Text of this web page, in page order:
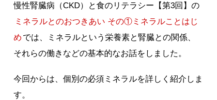
慢性腎臓病（CKD）と食のリテラシー【第3回】の
ミネラルとのおつきあい その①ミネラルことはじ
め では、ミネラルという栄養素と腎臓との関係、
それらの働きなどの基本的なお話をしました。
今回からは、個別の必須ミネラルを詳しく紹介しま
す。